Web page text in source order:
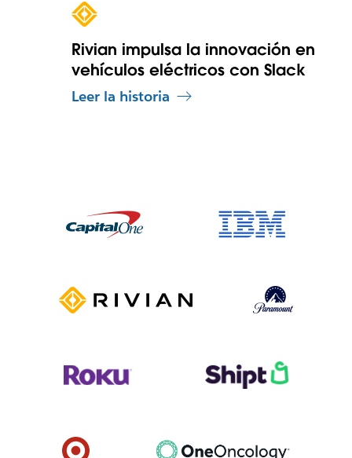
Rivian impulsa la innovación en
vehículos eléctricos con Slack
Leer la historia